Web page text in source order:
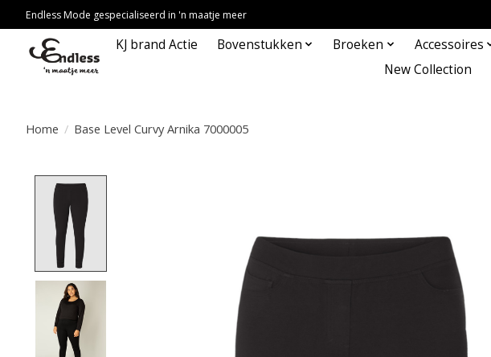
Endless Mode gespecialiseerd in 'n maatje meer
KJ brand Actie Bovenstukken Broeken Accessoires
New Collection
Home / Base Level Curvy Arnika 7000005